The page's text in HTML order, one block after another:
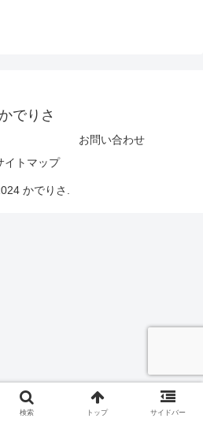
かでりさ
お問い合わせ
イトマップ
かでりさ.
検索 トップ サイドバー